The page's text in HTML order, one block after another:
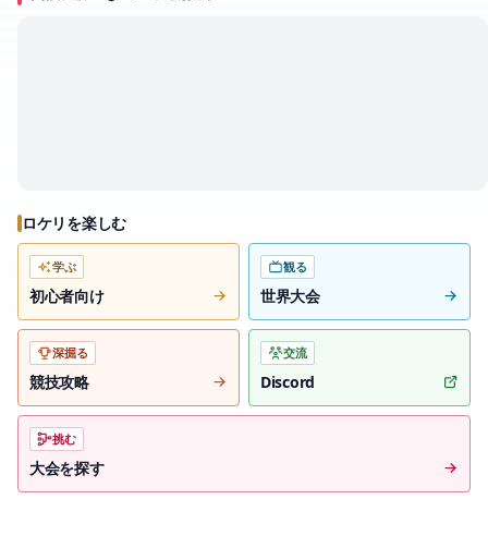
ロケリを楽しむ
学ぶ
初心者向け
観る
世界大会
深掘る
競技攻略
交流
Discord
挑む
大会を探す